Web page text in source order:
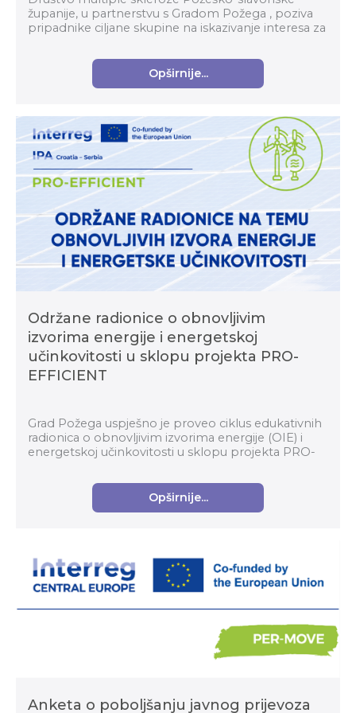
županije, u partnerstvu s Gradom Požega , poziva
pripadnike ciljane skupine na iskazivanje interesa za
Opširnije...
Održane radionice o obnovljivim
izvorima energije i energetskoj
učinkovitosti u sklopu projekta PRO-
EFFICIENT
Grad Požega uspješno je proveo ciklus edukativnih
radionica o obnovljivim izvorima energije (OIE) i
energetskoj učinkovitosti u sklopu projekta PRO-
Opširnije...
Anketa o poboljšanju javnog prijevoza